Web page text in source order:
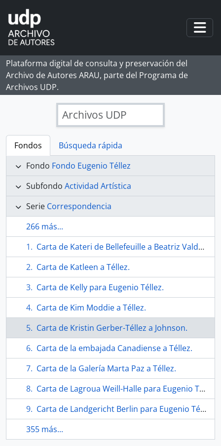
Skip to main content
Plataforma digital de consulta y preservación del
Archivo de Autores ARAU, parte del Programa de
Archivos UDP.
Archivos UDP
Fondos
Búsqueda rápida
Fondo Fondo Eugenio Téllez
Subfondo Actividad Artística
Serie Correspondencia
266 más...
Carta de Kateri de Bellefeuille a Beatriz Valdebenito.
Carta de Katleen a Téllez.
Carta de Kelly para Eugenio Téllez.
Carta de Kim Moddie a Téllez.
Carta de Kristin Gerber-Téllez a Johnson.
Carta de la embajada Canadiense a Téllez.
Carta de la Galería Marta Paz a Téllez.
Carta de Lagroua Weill-Halle para Eugenio Téllez.
Carta de Landgericht Berlin para Eugenio Téllez.
355 más...